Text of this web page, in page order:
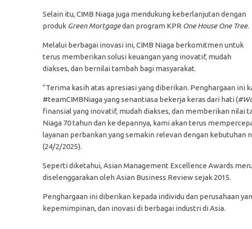
Selain itu, CIMB Niaga juga mendukung keberlanjutan dengan
produk Green Mortgagedan program KPR One House One Tree.
Melalui berbagai inovasi ini, CIMB Niaga berkomitmen untuk
terus memberikan solusi keuangan yang inovatif, mudah
diakses, dan bernilai tambah bagi masyarakat.
“Terima kasih atas apresiasi yang diberikan. Penghargaan ini
#teamCIMBNiaga yang senantiasa bekerja keras dari hati (
finansial yang inovatif, mudah diakses, dan memberikan nilai
Niaga 70 tahun dan ke depannya, kami akan terus
layanan perbankan yang semakin relevan dengan kebutuhan
(24/2/2025).
Seperti diketahui, Asian Management Excellence Awards
diselenggarakan oleh Asian Business Review sejak 2015.
Penghargaan ini diberikan kepada individu dan perusahaan
kepemimpinan, dan inovasi di berbagai industri di Asia.